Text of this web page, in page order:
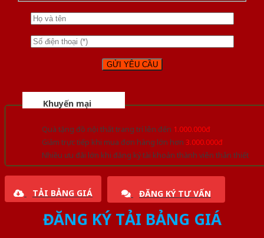
Khuyến mại
Quà tặng đồ nội thất trang trí lên đến 1.000.000đ
Giảm trực tiếp khi mua đơn hàng lớn hơn 3.000.000đ
Nhiều ưu đãi lớn khi đăng ký tài khoản thành viên thân thiết
TẢI BẢNG GIÁ ĐĂNG KÝ TƯ VẤN
ĐĂNG KÝ TẢI BẢNG GIÁ